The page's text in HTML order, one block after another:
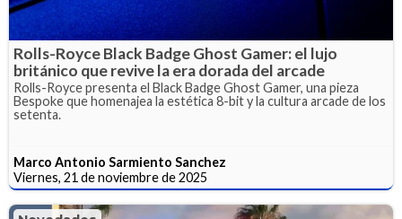
Rolls-Royce Black Badge Ghost Gamer: el lujo
británico que revive la era dorada del arcade
Rolls-Royce presenta el Black Badge Ghost Gamer, una pieza
Bespoke que homenajea la estética 8-bit y la cultura arcade de los
setenta.
Marco Antonio Sarmiento Sanchez
Viernes, 21 de noviembre de 2025